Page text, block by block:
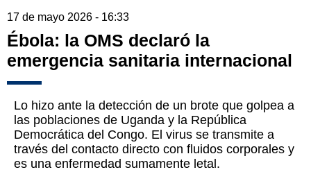
17 de mayo 2026 - 16:33
Ébola: la OMS declaró la
emergencia sanitaria internacional
Lo hizo ante la detección de un brote que golpea a
las poblaciones de Uganda y la República
Democrática del Congo. El virus se transmite a
través del contacto directo con fluidos corporales y
es una enfermedad sumamente letal.